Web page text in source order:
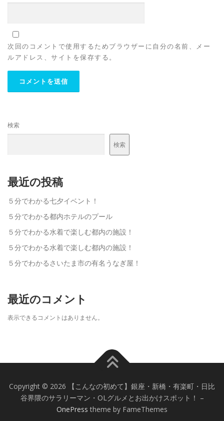
次回のコメントで使用するためブラウザーに自分の名前、メー
ルアドレス、サイトを保存する。
検索
検索
最近の投稿
５分でわかる七夕イベント！
５分でわかる都内ホテルのプール
５分でわかる水着で楽しむ都内の施設！
５分でわかる水着で楽しむ都内の施設！
５分でわかるさいたま市の有名うなぎ屋！
最近のコメント
表示できるコメントはありません。
Copyright © 2026 【こんなの初めて】銀座・新橋・有楽町・日比
谷界隈のサラリーマン・OLグルメとお出かけスポット！ –
OnePress theme by FameThemes